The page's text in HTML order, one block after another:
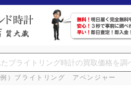
例）ブライトリング アベンジャー